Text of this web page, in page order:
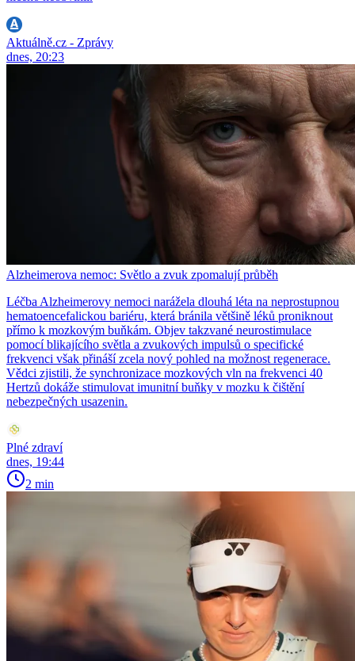
Aktuálně.cz - Zprávy
dnes, 20:23
Alzheimerova nemoc: Světlo a zvuk zpomalují průběh
Léčba Alzheimerovy nemoci narážela dlouhá léta na neprostupnou
hematoencefalickou bariéru, která bránila většině léků proniknout
přímo k mozkovým buňkám. Objev takzvané neurostimulace
pomocí blikajícího světla a zvukových impulsů o specifické
frekvenci však přináší zcela nový pohled na možnost regenerace.
Vědci zjistili, že synchronizace mozkových vln na frekvenci 40
Hertzů dokáže stimulovat imunitní buňky v mozku k čištění
nebezpečných usazenin.
Plné zdraví
dnes, 19:44
2 min